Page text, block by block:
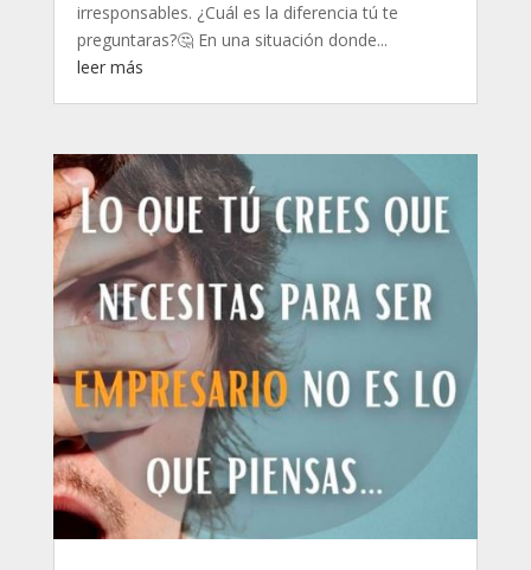
irresponsables. ¿Cuál es la diferencia tú te
preguntaras?🤔 En una situación donde...
leer más